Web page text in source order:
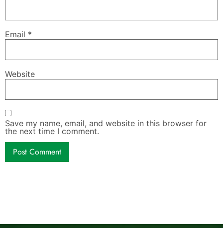
Email *
Website
Save my name, email, and website in this browser for
the next time I comment.